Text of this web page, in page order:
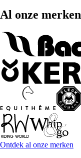
Al onze merken
Ontdek al onze merken